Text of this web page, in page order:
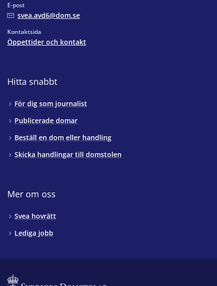
E-post
svea.avd6@dom.se
Kontaktsida
Öppettider och kontakt
Hitta snabbt
För dig som journalist
Publicerade domar
Beställ en dom eller handling
Skicka handlingar till domstolen
Mer om oss
Svea hovrätt
Lediga jobb